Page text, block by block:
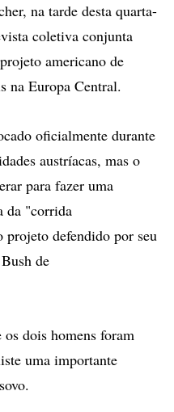
na tarde desta quarta-
coletiva conjunta
americano de
na Europa Central.
oficialmente durante
austríacas, mas o
para fazer uma
da "corrida
defendido por seu
de
dois homens foram
uma importante